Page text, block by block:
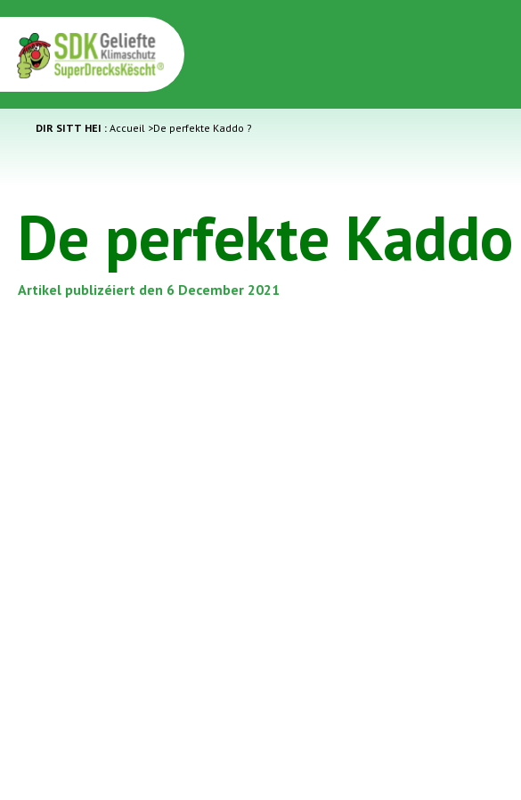
DIR SITT HEI : Accueil >De perfekte Kaddo ?
De perfekte
Artikel publizéiert den 6 December 2021